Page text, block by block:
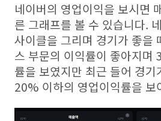
네이버의 영업이익을 보시면
른 그래프를 볼 수 있습니다.
사이클을 그리며 경기가 좋을
스 부문의 이익률이 좋아지며
률을 보였지만 최근 들어 경기
20% 이하의 영업이익률을 보